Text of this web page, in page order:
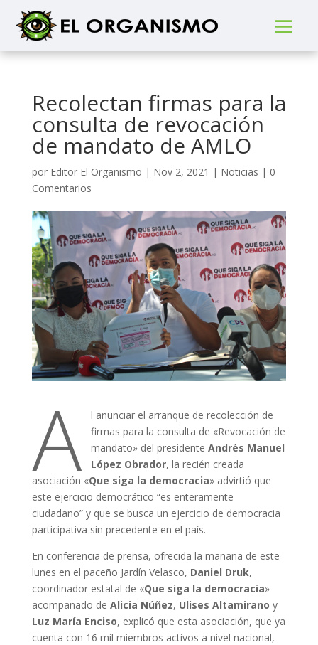
Recolectan firmas para la
consulta de revocación
de mandato de AMLO
por Editor El Organismo | Nov 2, 2021 | Noticias | 0
Comentarios
A
l anunciar el arranque de recolección de
firmas para la consulta de «Revocación de
mandato» del presidente Andrés Manuel
López Obrador, la recién creada
asociación «Que siga la democracia» advirtió que
este ejercicio democrático “es enteramente
ciudadano” y que se busca un ejercicio de democracia
participativa sin precedente en el país.
En conferencia de prensa, ofrecida la mañana de este
lunes en el paceño Jardín Velasco, Daniel Druk,
coordinador estatal de «Que siga la democracia»
acompañado de Alicia Núñez, Ulises Altamirano y
Luz María Enciso, explicó que esta asociación, que ya
cuenta con 16 mil miembros activos a nivel nacional,